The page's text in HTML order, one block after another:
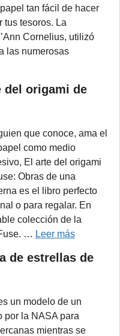
tan fácil de hacer
tus tesoros. La
Cornelius, utilizó
las numerosas
del origami de
que conoce, ama el
como medio
El arte del origami
Obras de una
es el libro perfecto
o para regalar. En
colección de la
… Leer más
de estrellas de
un modelo de un
por la NASA para
mientras se